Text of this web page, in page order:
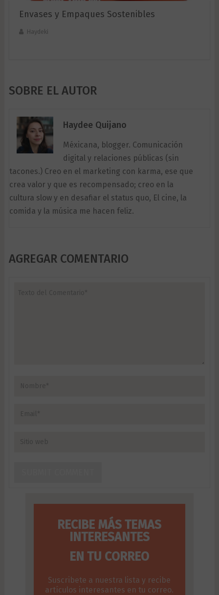
Envases y Empaques Sostenibles
Haydeki
SOBRE EL AUTOR
Haydee Quijano
Méxicana, blogger. Comunicación
digital y relaciones públicas (sin
tacones.) Creo en el marketing con karma, ese que
crea valor y que es recompensado; creo en la
cultura slow y en desafiar el status quo, El cine, la
comida y la música me hacen feliz.
AGREGAR COMENTARIO
RECIBE MÁS TEMAS
INTERESANTES
EN TU CORREO
Suscribete a nuestra lista y recibe
artículos interesantes en tu correo.